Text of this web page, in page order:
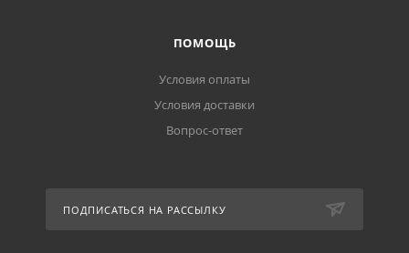
ПОМОЩЬ
Условия оплаты
Условия доставки
Вопрос-ответ
ПОДПИСАТЬСЯ НА РАССЫЛКУ